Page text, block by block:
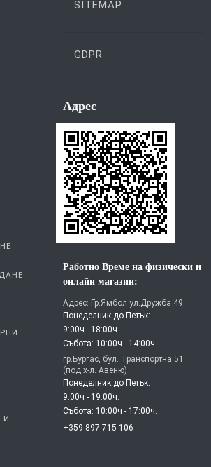
SITEMAP
GDPR
И
Aдрес
Работно Време на физически и
онлайн магазин:
Адрес: Гр.Ямбол ул.Дружба 49
Понеделник до Петък:
9:00ч - 18:00ч.
Събота: 10:00ч - 14:00ч.
гр.Бургас, бул. Транспортна 51
(под х-л. Авеню)
Понеделник до Петък:
9:00ч - 19:00ч.
Събота: 10:00ч - 17:00ч.
+359 897 715 106